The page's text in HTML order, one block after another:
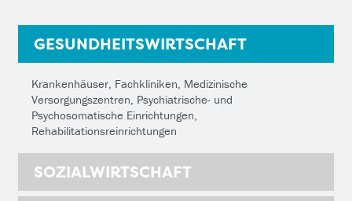
GESUNDHEITSWIRTSCHAFT
Krankenhäuser, Fachkliniken, Medizinische
Versorgungszentren, Psychiatrische- und
Psychosomatische Einrichtungen,
Rehabilitationsreinrichtungen
SOZIALWIRTSCHAFT